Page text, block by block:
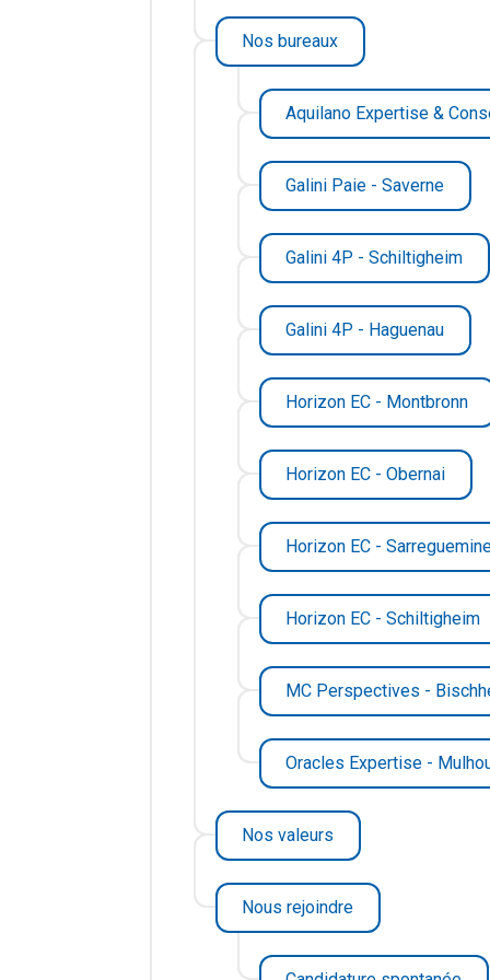
Nos bureaux
Aquilano Expertise &
Galini Paie - Saverne
Galini 4P - Schiltigheim
Galini 4P - Haguenau
Horizon EC - Montbronn
Horizon EC - Obernai
Horizon EC -
Horizon EC - Schiltigheim
MC Perspectives -
Oracles Expertise -
Nos valeurs
Nous rejoindre